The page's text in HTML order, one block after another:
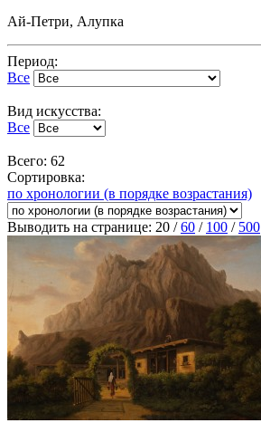
Ай-Петри, Алупка
Период:
Все
Вид искусства:
Все
Всего: 62
Сортировка:
по хронологии (в порядке возрастания)
Выводить на странице: 20 /60 / 100 / 500